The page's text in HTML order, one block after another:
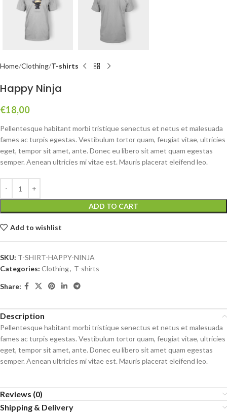
Home Clothing T-shirts
Happy Ninja
€18,00
Pellentesque habitant morbi tristique senectus et netus et malesuada
fames ac turpis egestas. Vestibulum tortor quam, feugiat vitae, ultricies
eget, tempor sit amet, ante. Donec eu libero sit amet quam egestas
semper. Aenean ultricies mi vitae est. Mauris placerat eleifend leo.
ADD TO CART
Add to wishlist
SKU: T-SHIRT-HAPPY-NINJA
Categories: Clothing, T-shirts
Share:
Description
Pellentesque habitant morbi tristique senectus et netus et malesuada
fames ac turpis egestas. Vestibulum tortor quam, feugiat vitae, ultricies
eget, tempor sit amet, ante. Donec eu libero sit amet quam egestas
semper. Aenean ultricies mi vitae est. Mauris placerat eleifend leo.
Reviews (0)
Shipping & Delivery